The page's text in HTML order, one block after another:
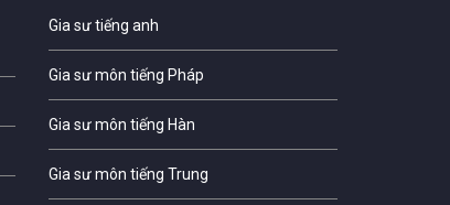
Gia sư tiếng anh
Gia sư môn tiếng Pháp
Gia sư môn tiếng Hàn
Gia sư môn tiếng Trung